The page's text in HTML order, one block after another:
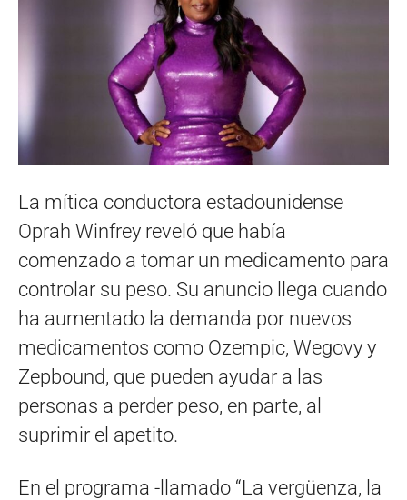
La mítica conductora estadounidense
Oprah Winfrey reveló que había
comenzado a tomar un medicamento para
controlar su peso. Su anuncio llega cuando
ha aumentado la demanda por nuevos
medicamentos como Ozempic, Wegovy y
Zepbound, que pueden ayudar a las
personas a perder peso, en parte, al
suprimir el apetito.
En el programa -llamado “La vergüenza, la